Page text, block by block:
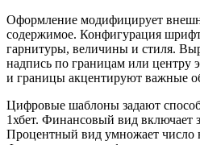
Оформление модифицирует
содержимое. Конфигурация
гарнитуры, величины и стиля.
надпись по границам или центру
и границы акцентируют важные
Цифровые шаблоны задают
1хбет. Финансовый вид включает
Процентный вид умножает число